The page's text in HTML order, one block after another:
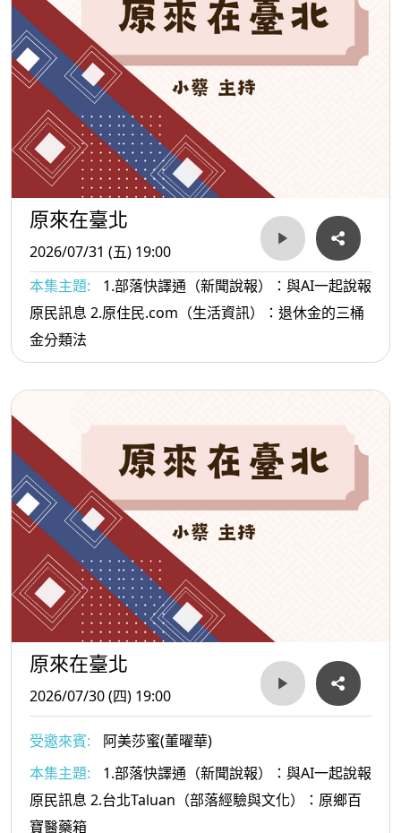
原來在臺北
2026/07/31 (五) 19:00
本集主題:
1.部落快譯通（新聞說報）：與AI一起說報
原民訊息 2.原住民.com（生活資訊）：退休金的三桶
金分類法
原來在臺北
2026/07/30 (四) 19:00
受邀來賓:
阿美莎蜜(董曜華)
本集主題:
1.部落快譯通（新聞說報）：與AI一起說報
原民訊息 2.台北Taluan（部落經驗與文化）：原鄉百
寶醫藥箱